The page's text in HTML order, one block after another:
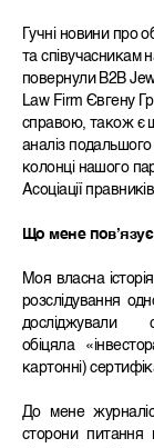
Гучні новини про
та співучасникам
повернули B2B
Law Firm Євгену
справою, також є
аналіз подальшого
колонці нашого
Асоціації
Що мене
Моя власна
розслідування
досліджували
обіцяла
картонні)
До мене
сторони питання